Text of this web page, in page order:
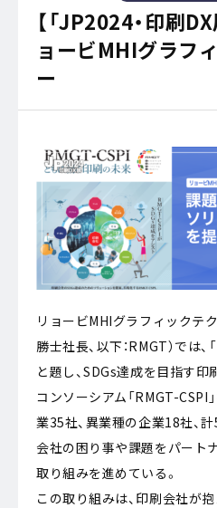
【「JP2024・印刷
ョービMHIグラフ
ー
リョービMHIグラフィックテ
勝士社長、以下：RMGT）では
と題し、SDGs達成を目指す
コンソーシアム「RMGT-CSPI
業35社、異業種の企業18社、
会社の困り事や課題をパート
取り組みを進めている。
この取り組みは、印刷会社が